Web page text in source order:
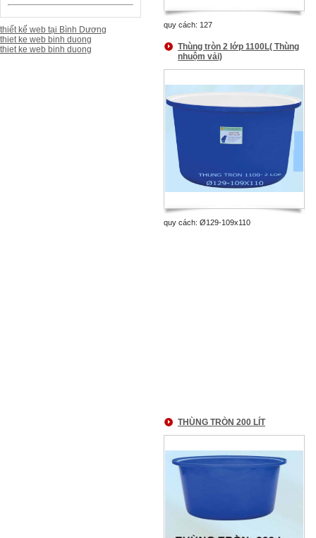
thiết kế web tại Bình Dương
thiet ke web binh duong
thiet ke web binh duong
quy cách: 127
Thùng tròn 2 lớp 1100L( Thùng
nhuộm vải)
quy cách: Ø129-109x110
THÙNG TRÒN 200 LÍT